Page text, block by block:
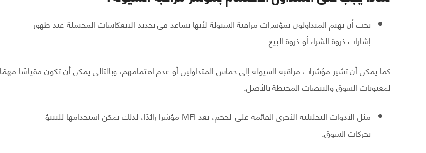
يجب أن يهتم المتداولون بمؤشرات مراقبة السيولة لأنها تساعد في تحديد الانعكاسات المحتملة عند ظهور
إشارات ذروة الشراء أو ذروة البيع.
كما يمكن أن تشير مؤشرات مراقبة السيولة إلى حماس المتداولين أو عدم اهتمامهم، وبالتالي يمكن أن تكون مقياسًا مهمًا
لمعنويات السوق والنبضات المحيطة بالأصل.
مثل الأدوات التحليلية الأخرى القائمة على الحجم، تعد MFI مؤشرًا رائدًا، لذلك يمكن استخدامها للتنبؤ
بحركات السوق.